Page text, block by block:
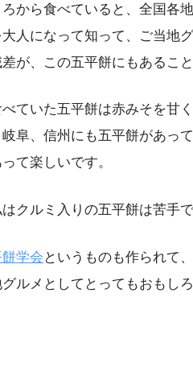
から食べていると、全国各
人になって知って、ご当地
が、この五平餅にもあるこ
ていた五平餅は赤みそを甘
阜、信州にも五平餅があっ
て楽しいです。
クルミ入りの五平餅は苦手で
学会 というものも作られて、
ルメとしてとってもおもし